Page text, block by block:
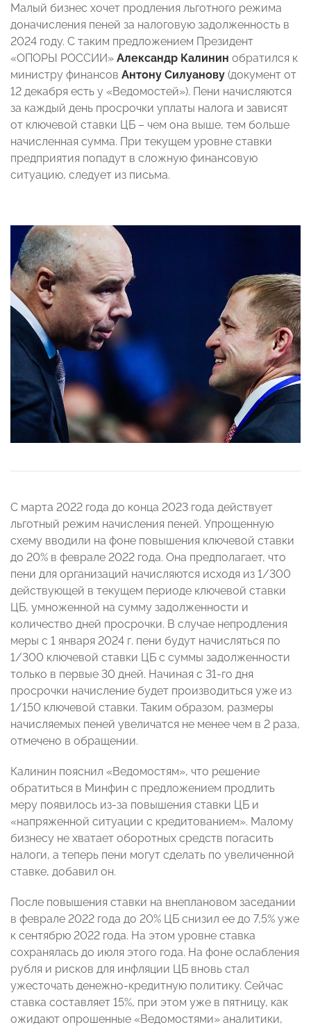
Малый бизнес хочет продления льготного режима
доначисления пеней за налоговую задолженность в
2024 году. С таким предложением Президент
«ОПОРЫ РОССИИ» Александр Калинин обратился к
министру финансов Антону Силуанову (документ от
12 декабря есть у «Ведомостей»). Пени начисляются
за каждый день просрочки уплаты налога и зависят
от ключевой ставки ЦБ – чем она выше, тем больше
начисленная сумма. При текущем уровне ставки
предприятия попадут в сложную финансовую
ситуацию, следует из письма.
С марта 2022 года до конца 2023 года действует
льготный режим начисления пеней. Упрощенную
схему вводили на фоне повышения ключевой ставки
до 20% в феврале 2022 года. Она предполагает, что
пени для организаций начисляются исходя из 1/300
действующей в текущем периоде ключевой ставки
ЦБ, умноженной на сумму задолженности и
количество дней просрочки. В случае непродления
меры с 1 января 2024 г. пени будут начисляться по
1/300 ключевой ставки ЦБ с суммы задолженности
только в первые 30 дней. Начиная с 31-го дня
просрочки начисление будет производиться уже из
1/150 ключевой ставки. Таким образом, размеры
начисляемых пеней увеличатся не менее чем в 2 раза,
отмечено в обращении.
Калинин пояснил «Ведомостям», что решение
обратиться в Минфин с предложением продлить
меру появилось из-за повышения ставки ЦБ и
«напряженной ситуации с кредитованием». Малому
бизнесу не хватает оборотных средств погасить
налоги, а теперь пени могут сделать по увеличенной
ставке, добавил он.
После повышения ставки на внеплановом заседании
в феврале 2022 года до 20% ЦБ снизил ее до 7,5% уже
к сентябрю 2022 года. На этом уровне ставка
сохранялась до июля этого года. На фоне ослабления
рубля и рисков для инфляции ЦБ вновь стал
ужесточать денежно-кредитную политику. Сейчас
ставка составляет 15%, при этом уже в пятницу, как
ожидают опрошенные «Ведомостями» аналитики,